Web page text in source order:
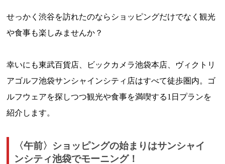
せっかく渋谷を訪れたのならショッピングだけでなく観光
や食事も楽しみませんか？
幸いにも東武百貨店、ビックカメラ池袋本店、ヴィクトリ
アゴルフ池袋サンシャインシティ店はすべて徒歩圏内。ゴ
ルフウェアを探しつつ観光や食事を満喫する1日プランを
紹介します。
〈午前〉ショッピングの始まりはサンシャイ
ンシティ池袋でモーニング！